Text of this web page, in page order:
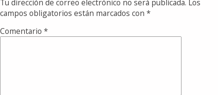
Tu dirección de correo electrónico no será publicada. Los
campos obligatorios están marcados con *
Comentario *